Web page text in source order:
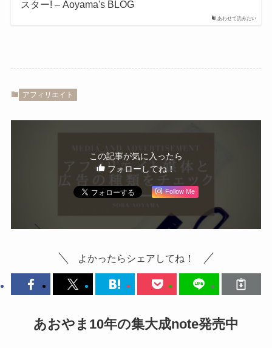
あわせて読みたい
スター! – Aoyama's BLOG
アフィリエイト
この記事が気に入ったら
フォローしてね！
Follow Me
よかったらシェアしてね！
あおやま10年の集大成note発売中